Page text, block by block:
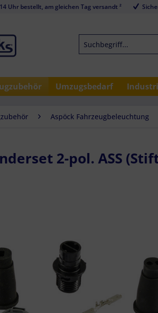
Uhr bestellt, am gleichen Tag versandt ²
Umzugsbedarf
Aspöck Fahrzeugbeleuchtung
2-pol. ASS